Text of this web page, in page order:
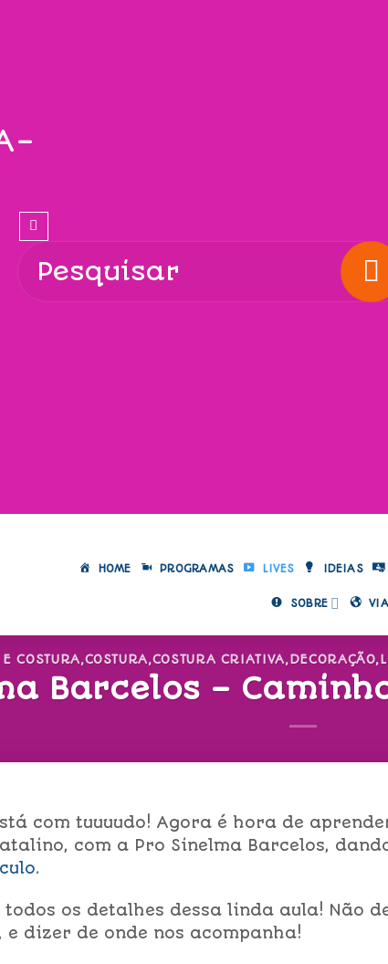
HOME PROGRAMAS LIVES IDEIAS
SOBRE
COSTURA,COSTURA,COSTURA CRIATIVA,DECORAÇÃO,
Barcelos –
com tuuuudo! Agora é hora de
com a Pro Sinelma Barcelos,
.
os detalhes dessa linda aula! Não
dizer de onde nos acompanha!